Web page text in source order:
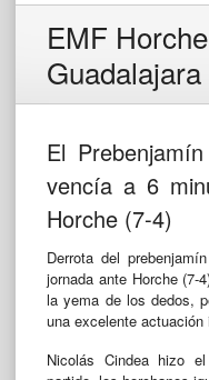
EMF
Guadalajara
El
vencía a 6
Horche (7-4)
Derrota del
jornada ante Horche
la yema de los dedos,
una excelente
Nicolás Cindea hizo